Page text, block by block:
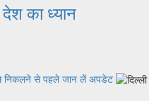
देश का ध्यान
से निकलने से पहले जान लें अपडेट